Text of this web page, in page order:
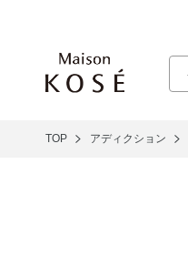
TOP アディクション